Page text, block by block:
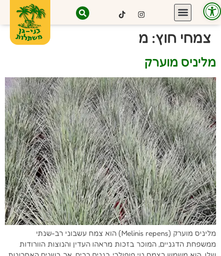
צמחי חוץ: מ
מליניס מוערק
מליניס מוערק (Melinis repens) הוא צמח עשבוני רב-שנתי
ממשפחת הדגניים, המוכר בזכות מראהו העדין והנוצות הוורודות